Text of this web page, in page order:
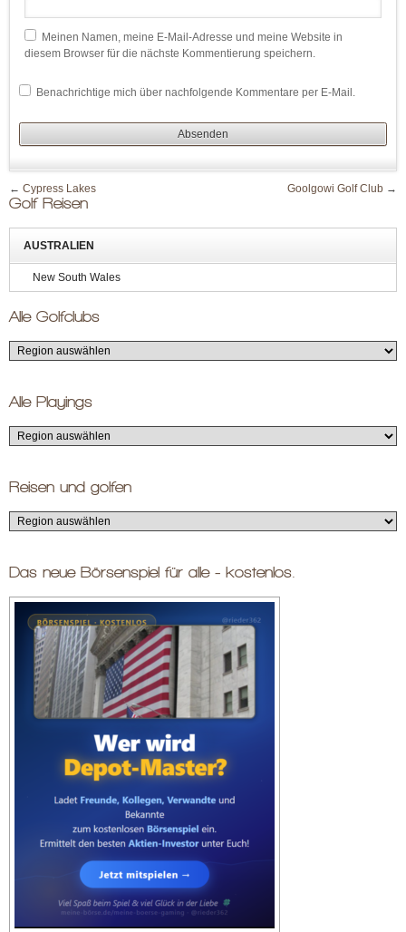
Meinen Namen, meine E-Mail-Adresse und meine Website in
diesem Browser für die nächste Kommentierung speichern.
Benachrichtige mich über nachfolgende Kommentare per E-Mail.
← Cypress Lakes Goolgowi Golf Club →
Golf Reisen
AUSTRALIEN
New South Wales
Alle Golfclubs
Alle Playings
Reisen und golfen
Das neue Börsenspiel für alle - kostenlos.